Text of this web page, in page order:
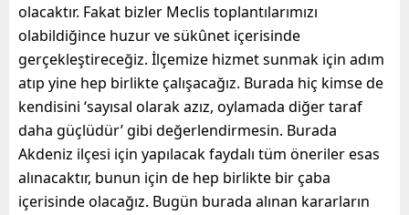
olacaktır. Fakat bizler Meclis toplantılarımızı
olabildiğince huzur ve sükûnet içerisinde
gerçekleştireceğiz. İlçemize hizmet sunmak için adım
atıp yine hep birlikte çalışacağız. Burada hiç kimse de
kendisini ‘sayısal olarak azız, oylamada diğer taraf
daha güçlüdür’ gibi değerlendirmesin. Burada
Akdeniz ilçesi için yapılacak faydalı tüm öneriler esas
alınacaktır, bunun için de hep birlikte bir çaba
içerisinde olacağız. Bugün burada alınan kararların